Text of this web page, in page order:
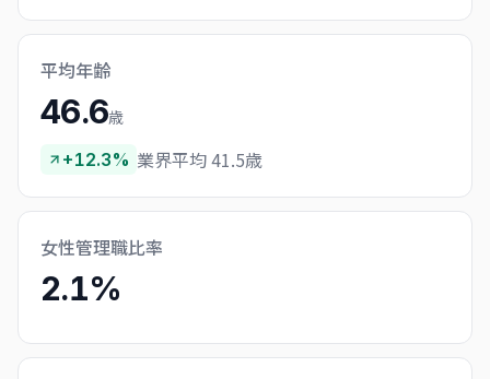
平均年齢
46.6歳
+12.3% 業界平均 41.5歳
女性管理職比率
2.1%